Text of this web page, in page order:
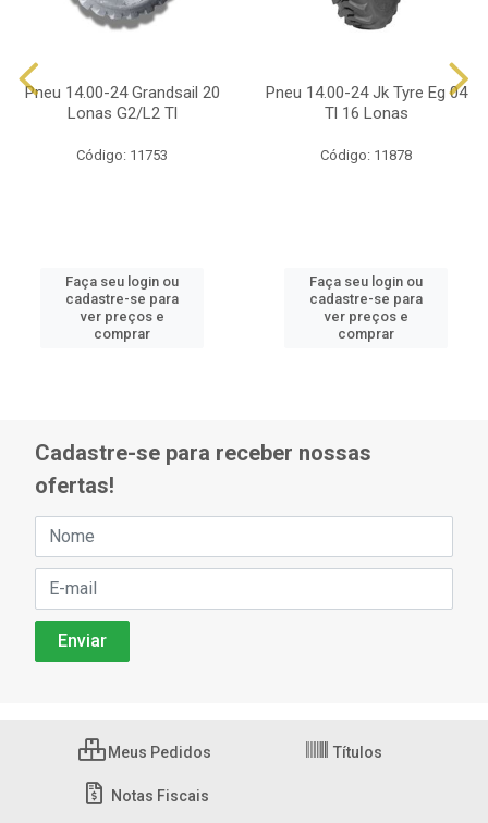
Pneu 14.00-24 Grandsail 20
Lonas G2/L2 Tl
Código: 11753
Faça seu login ou
cadastre-se para
ver preços e
comprar
Pneu 14.00-24 Jk Tyre Eg 04
Tl 16 Lonas
Código: 11878
Faça seu login ou
cadastre-se para
ver preços e
comprar
Cadastre-se para receber nossas
ofertas!
Meus Pedidos Títulos
Notas Fiscais